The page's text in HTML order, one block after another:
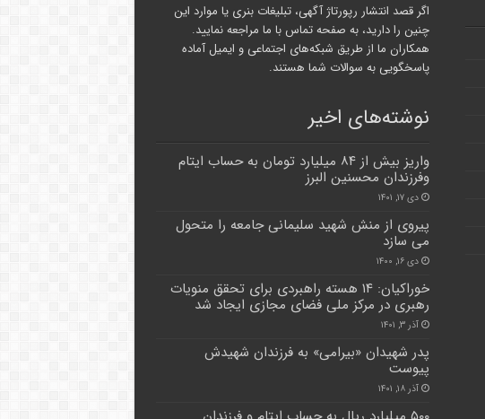
اگر قصد انتشار رپورتاژ آگهی، تبلیغات بنری یا موارد این
چنین را دارید، به صفحه تماس با ما مراجعه نمایید.
همکاران ما از طریق شبکه‌های اجتماعی و ایمیل آماده
پاسخگویی به سوالات شما هستند.
نوشته‌های اخیر
واریز بیش از ۸۴ میلیارد تومان به حساب ایتام
وفرزندان محسنین البرز
دی ۱۷, ۱۴۰۱
پیروی از منش شهید سلیمانی جامعه را متحول
می سازد
دی ۱۶, ۱۴۰۰
خوراکیان: ۱۴ هسته راهبردی برای تحقق منویات
رهبری در مرکز ملی فضای مجازی ایجاد شد
آذر ۳, ۱۴۰۱
پدر شهیدان «بیرامی» به فرزندان شهیدش
پیوست
آذر ۱۸, ۱۴۰۱